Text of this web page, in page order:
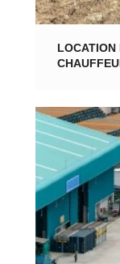
LOCATION